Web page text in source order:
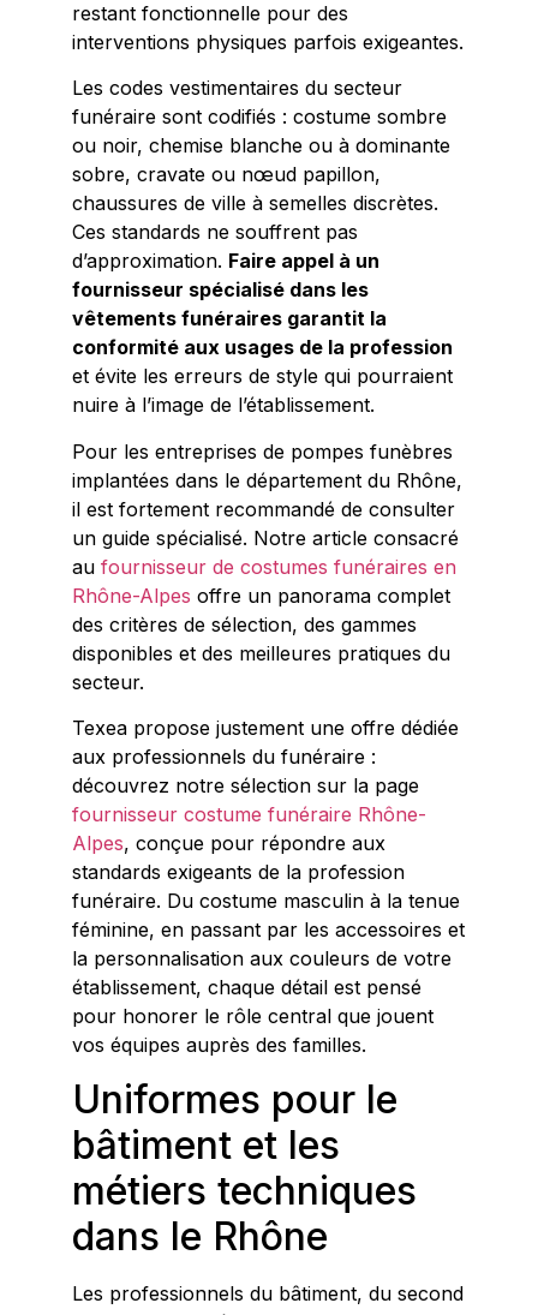
restant fonctionnelle pour des
interventions physiques parfois exigeantes.
Les codes vestimentaires du secteur
funéraire sont codifiés : costume sombre
ou noir, chemise blanche ou à dominante
sobre, cravate ou nœud papillon,
chaussures de ville à semelles discrètes.
Ces standards ne souffrent pas
d’approximation. Faire appel à un
fournisseur spécialisé dans les
vêtements funéraires garantit la
conformité aux usages de la profession
et évite les erreurs de style qui pourraient
nuire à l’image de l’établissement.
Pour les entreprises de pompes funèbres
implantées dans le département du Rhône,
il est fortement recommandé de consulter
un guide spécialisé. Notre article consacré
au fournisseur de costumes funéraires en
Rhône-Alpes offre un panorama complet
des critères de sélection, des gammes
disponibles et des meilleures pratiques du
secteur.
Texea propose justement une offre dédiée
aux professionnels du funéraire :
découvrez notre sélection sur la page
fournisseur costume funéraire Rhône-
Alpes, conçue pour répondre aux
standards exigeants de la profession
funéraire. Du costume masculin à la tenue
féminine, en passant par les accessoires et
la personnalisation aux couleurs de votre
établissement, chaque détail est pensé
pour honorer le rôle central que jouent
vos équipes auprès des familles.
Uniformes pour le
bâtiment et les
métiers techniques
dans le Rhône
Les professionnels du bâtiment, du second